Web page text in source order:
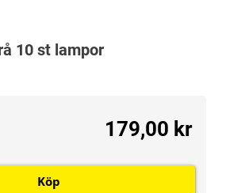
10 st lampor
179,00 kr
Köp